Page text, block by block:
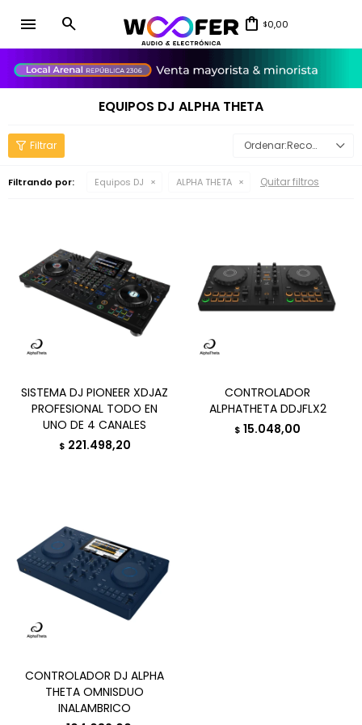
menu $0,00
EQUIPOS DJ ALPHA THETA
Recomendados
Filtrando por: Equipos DJ ALPHA THETA Quitar filtros
SISTEMA DJ PIONEER XDJAZ
PROFESIONAL TODO EN
UNO DE 4 CANALES
$ 221.498,20
CONTROLADOR
ALPHATHETA DDJFLX2
$ 15.048,00
CONTROLADOR DJ ALPHA
THETA OMNISDUO
INALAMBRICO
close